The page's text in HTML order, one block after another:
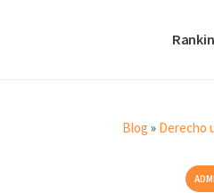
Blog » Derecho